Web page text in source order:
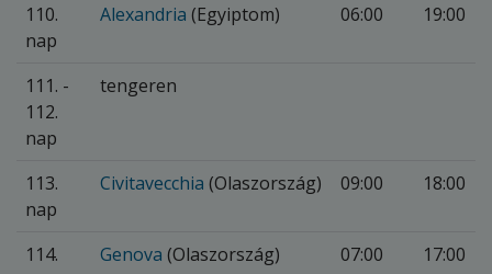
110.
nap
Alexandria (Egyiptom) 06:00 19:00
111. -
112.
nap
tengeren
113.
nap
Civitavecchia (Olaszország) 09:00 18:00
114.
Genova (Olaszország) 07:00 17:00